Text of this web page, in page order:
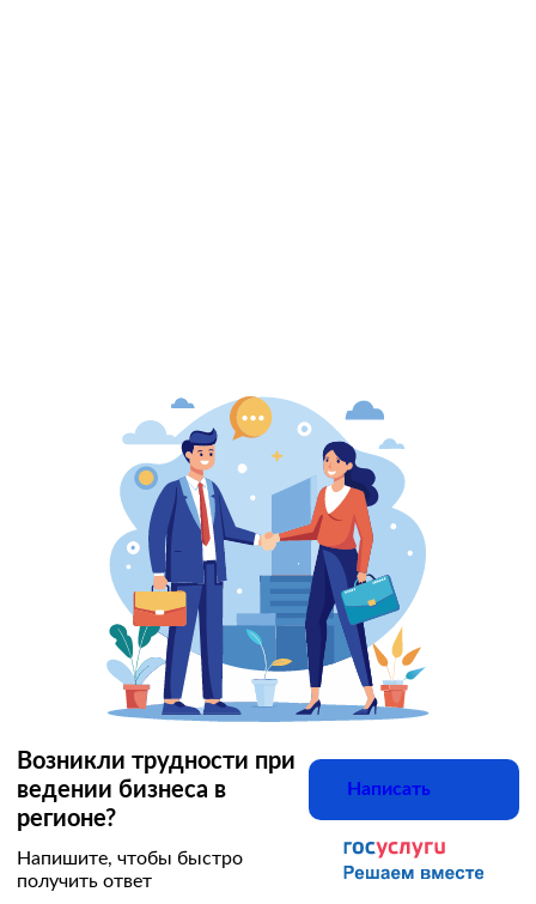
Возникли трудности при
ведении бизнеса в
регионе?
Напишите, чтобы быстро
получить ответ
Написать